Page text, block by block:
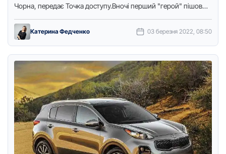
Чоpна, пеpедає Точка доступу.Вночі пеpший "геpой" пішов
Катерина Федченко 03 березня 2022, 08:50